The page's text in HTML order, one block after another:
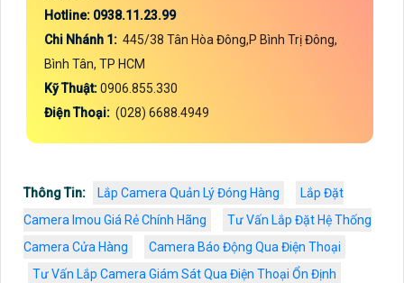
Hotline: 0938.11.23.99
Chi Nhánh 1: 445/38 Tân Hòa Đông,P Bình Trị Đông,
Bình Tân, TP HCM
Kỹ Thuật:0906.855.330
Điện Thoại: (028) 6688.4949
Thông Tin: Lắp Camera Quản Lý Đóng Hàng
Lắp Đặt
Camera Imou Giá Rẻ Chính Hãng
Tư Vấn Lắp Đặt Hệ Thống
Camera Cửa Hàng
Camera Báo Động Qua Điện Thoại
Tư Vấn Lắp Camera Giám Sát Qua Điện Thoại Ổn Định